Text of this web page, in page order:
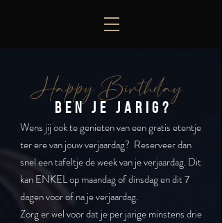
BEN je jarig?
Happy Birthday
Wens jij ook te genieten van een gratis etentje
ter ere van jouw verjaardag? Reserveer dan
snel een tafeltje de week van je verjaardag. Dit
kan ENKEL op maandag of dinsdag en dit 7
dagen voor of na je verjaardag.
Zorg er wel voor dat je per jarige minstens drie